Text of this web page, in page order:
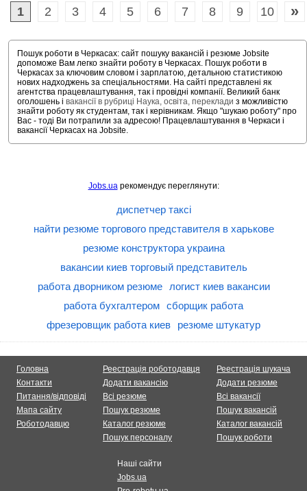
1 2 3 4 5 6 7 8 9 10 »
Пошук роботи в Черкасах: сайт пошуку вакансій і резюме Jobsite
допоможе Вам легко знайти роботу в Черкасах. Пошук роботи в
Черкасах за ключовим словом і зарплатою, детальною статистикою
нових надходжень за спеціальностями. На сайті представлені як
агентства працевлаштування, так і провідні компанії. Великий банк
оголошень і вакансії в рубриці Наука, освіта, переклади з можливістю
знайти роботу як студентам, так і керівникам. Якщо "шукаю роботу" про
Вас - тоді Ви потрапили за адресою! Працевлаштування в Черкаси і
вакансії Черкасах на Jobsite.
Jobs.uaрекомендує переглянути:
диспетчер таксі
найти резюме торгового представителя в харькове
резюме конструктора украина
вакансии киев торговый представитель
работа дворником резюме
логист киев вакансии
работа бухгалтером сборщик работа
фрезеровщик работа киев
резюме штукатур
Головна
Контакти
Питання/відповіді
Мапа сайту
Роботодавцю
Реестрація роботодавця
Додати вакансію
Всі резюме
Пошук резюме
Каталог резюме
Пошук персоналу
Реестрація шукача
Додати резюме
Всі вакансії
Пошук вакансій
Каталог вакансій
Пошук роботи
Наші сайти
Jobs.ua